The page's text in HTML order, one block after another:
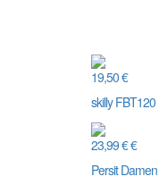
19,50 €
skilly
23,99 € €
Persit